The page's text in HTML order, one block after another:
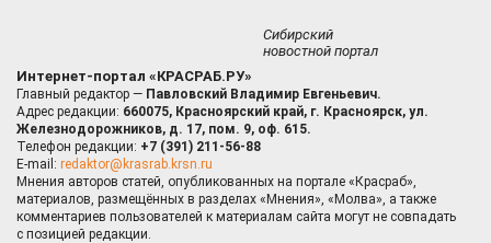
Сибирский
новостной портал
Интернет-портал «КРАСРАБ.РУ»
Главный редактор — Павловский Владимир Евгеньевич.
Адрес редакции: 660075, Красноярский край, г. Красноярск, ул.
Железнодорожников, д. 17, пом. 9, оф. 615.
Телефон редакции: +7 (391) 211-56-88
E-mail: redaktor@krasrab.krsn.ru
Мнения авторов статей, опубликованных на портале «Красраб»,
материалов, размещённых в разделах «Мнения», «Молва», а также
комментариев пользователей к материалам сайта могут не совпадать
с позицией редакции.